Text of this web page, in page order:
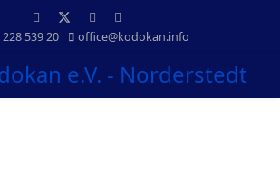
539 20 office@kodokan.info